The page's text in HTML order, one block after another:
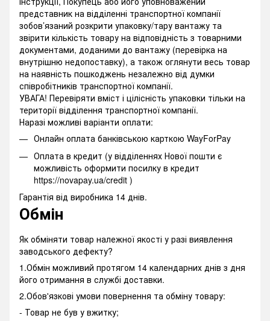
представник на відділенні транспортної компанії
зобов’язаний розкрити упаковку/тару вантажу та
звірити кількість товару на відповідність з товарними
документами, доданими до вантажу (перевірка на
внутрішню недопоставку), а також оглянути весь товар
на наявність пошкоджень незалежно від думки
співробітників транспортної компанії.
УВАГА! Перевіряти вміст і цілісність упаковки тільки на
території відділення транспортної компанії.
Наразі можливі варіанти оплати:
Онлайн оплата банківською карткою WayForPay
Оплата в кредит (у відділеннях Нової пошти є
можливість оформити посилку в кредит
https://novapay.ua/credit )
Гарантія від виробника 14 днів.
Обмін
Як обміняти товар належної якості у разі виявлення
заводського дефекту?
1.Обмін можливий протягом 14 календарних днів з дня
його отримання в службі доставки.
2.Обов'язкові умови повернення та обміну товару:
- Товар не був у вжитку;